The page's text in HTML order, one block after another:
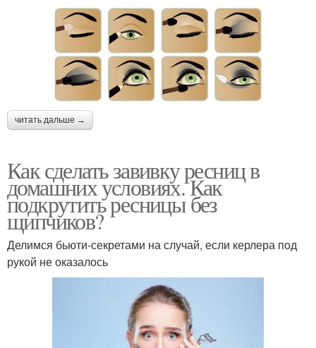
читать дальше →
Как сделать завивку ресниц в
домашних условиях. Как
подкрутить ресницы без
щипчиков?
Делимся бьюти-секретами на случай, если керлера под
рукой не оказалось